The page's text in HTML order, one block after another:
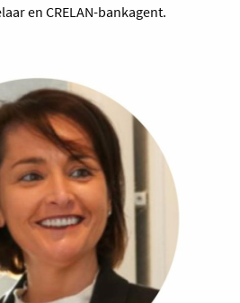
en CRELAN-bankagent.